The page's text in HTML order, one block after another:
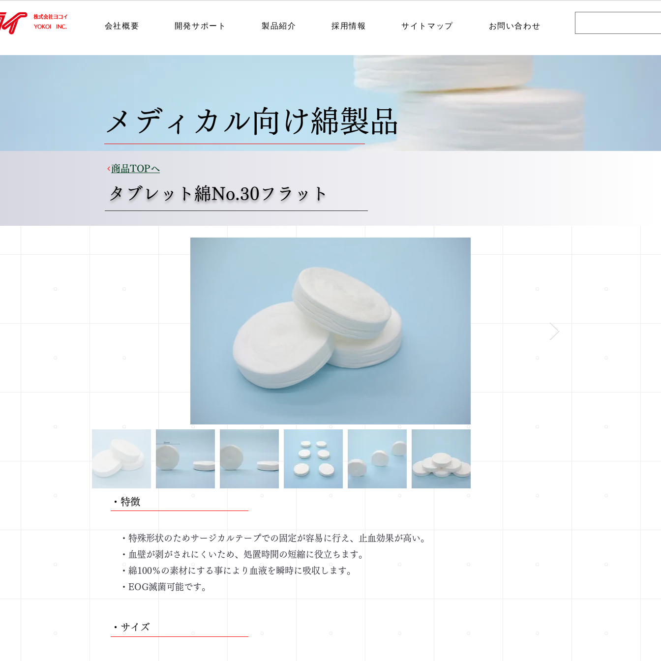
​株式会社ヨコイ
​YOKOI INC.
会社概要 開発サポート 製品紹介 採用情報 サイトマップ お問い合わせ
メディカル向け綿製品
商品TOPへ
タブレット綿No.30フラット
・​特徴
・特殊形状のためサージカルテープでの固定が容易に行え、止血効果が高い。
・血壁が剥がされにくいため、処置時間の短縮に役立ちます。
・綿100％の素材にする事により血液を瞬時に吸収します。
・EOG滅菌可能です。
・​サイズ